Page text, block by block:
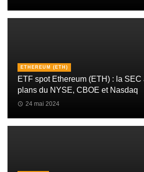
ETHEREUM (ETH)
ETF spot Ethereum (ETH) : la
plans du NYSE, CBOE et Nasdaq
24 mai 2024